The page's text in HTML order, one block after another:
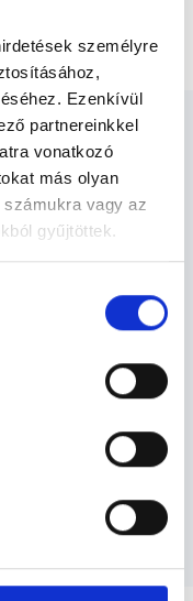
személyre
Ezenkívül
partnereinkkel
vonatkozó
más olyan
vagy az
gyűjtöttek.
info/foglaljorvost-
XIII.